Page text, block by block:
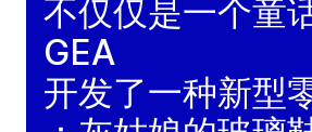
不仅仅是一个童
GEA
开发了一种新型